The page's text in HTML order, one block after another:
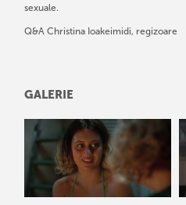
sexuale.
Q&A Christina Ioakeimidi, regizoare
GALERIE